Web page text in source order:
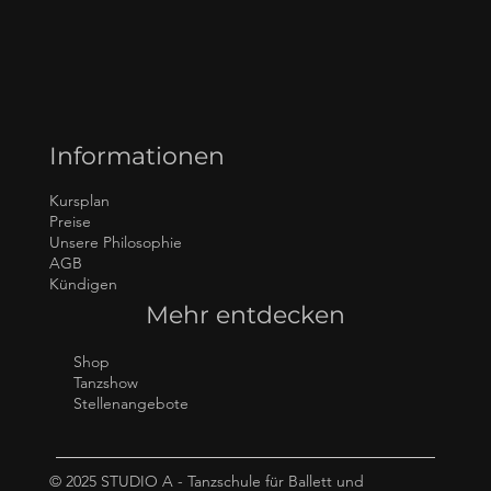
Informationen
Kursplan
Preise
Unsere Philosophie
AGB
Kündigen
Mehr entdecken
Shop
Tanzshow
Stellenangebote
© 2025 STUDIO A - Tanzschule für Ballett und